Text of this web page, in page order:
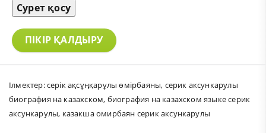
Сурет қосу
ПІКІР ҚАЛДЫРУ
Ілмектер:серік ақсұңқарұлы өмірбаяны, серик аксункарулы
биография на казахском, биография на казахском языке серик
аксункарулы, казакша омирбаян серик аксункарулы